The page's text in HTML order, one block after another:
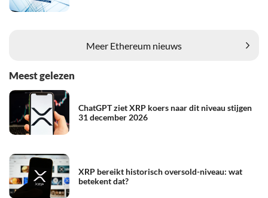
Meer Ethereum nieuws
Meest gelezen
ChatGPT ziet XRP koers naar dit niveau stijgen
31 december 2026
XRP bereikt historisch oversold-niveau: wat
betekent dat?